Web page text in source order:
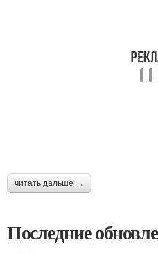
читать дальше →
Последние